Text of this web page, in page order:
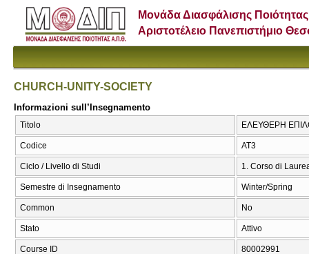
Μονάδα Διασφάλισης Ποιότητας
Αριστοτέλειο Πανεπιστήμιο
CHURCH-UNITY-SOCIETY
Informazioni sull’Insegnamento
Titolo ΕΛΕΥΘΕΡΗ
Codice ΑΤ3
Ciclo / Livello di Studi 1. Corso di
Semestre di Insegnamento Winter/Spring
Common No
Stato Attivo
Course ID 80002991